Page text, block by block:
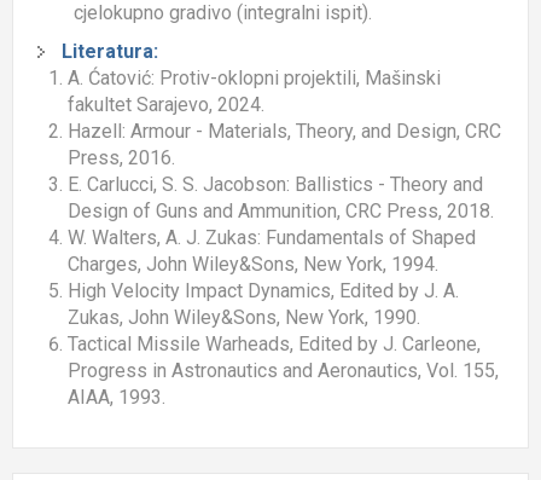
cjelokupno gradivo (integralni ispit).
Literatura:
A. Ćatović: Protiv-oklopni projektili, Mašinski
fakultet Sarajevo, 2024.
Hazell: Armour - Materials, Theory, and Design, CRC
Press, 2016.
E. Carlucci, S. S. Jacobson: Ballistics - Theory and
Design of Guns and Ammunition, CRC Press, 2018.
W. Walters, A. J. Zukas: Fundamentals of Shaped
Charges, John Wiley&Sons, New York, 1994.
High Velocity Impact Dynamics, Edited by J. A.
Zukas, John Wiley&Sons, New York, 1990.
Tactical Missile Warheads, Edited by J. Carleone,
Progress in Astronautics and Aeronautics, Vol. 155,
AIAA, 1993.